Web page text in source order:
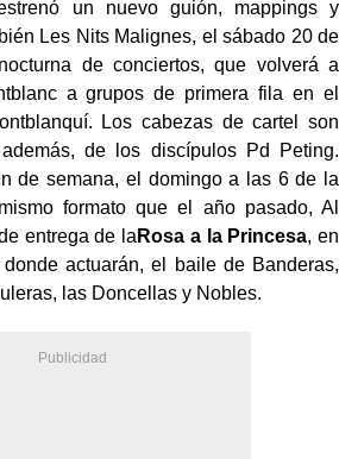
un nuevo guión, mappings y
Les Nits Malignes, el sábado 20 de
de conciertos, que volverá a
a grupos de primera fila en el
Los cabezas de cartel son
de los discípulos Pd Peting.
de semana, el domingo a las 6 de la
formato que el año pasado, Al
entrega de la Rosa a la Princesa, en
actuarán, el baile de Banderas,
las Doncellas y Nobles.